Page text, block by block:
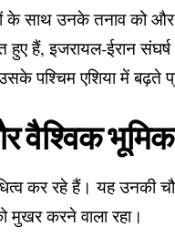
के साथ उनके तनाव को और
हुए हैं, इजरायल-ईरान
पश्चिम एशिया में बढ़ते
वैश्विक
कर रहे हैं। यह उनकी
मुखर करने वाला रहा।